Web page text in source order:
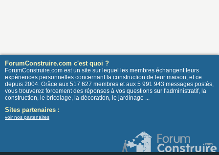
ForumConstruire.com c'est quoi ?
ForumConstruire.com est un site sur lequel les membres échangent leurs
expériences personnelles concernant la construction de leur maison, et ce
depuis 2004. Grâce aux 517 627 membres et aux 5 991 943 messages postés,
vous trouverez forcement des réponses à vos questions sur l'administratif, la
construction, le bricolage, la décoration, le jardinage ...
Sites partenaires :
voir nos partenaires